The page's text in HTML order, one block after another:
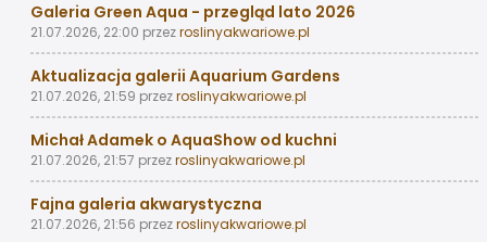
Galeria Green Aqua - przegląd lato 2026
21.07.2026, 22:00 przezroslinyakwariowe.pl
Aktualizacja galerii Aquarium Gardens
21.07.2026, 21:59 przezroslinyakwariowe.pl
Michał Adamek o AquaShow od kuchni
21.07.2026, 21:57 przezroslinyakwariowe.pl
Fajna galeria akwarystyczna
21.07.2026, 21:56 przezroslinyakwariowe.pl